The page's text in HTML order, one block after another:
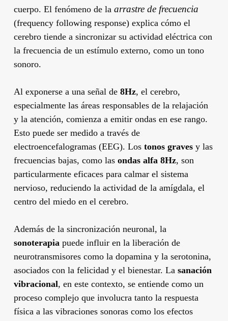
cuerpo. El fenómeno de la arrastre de frecuencia
(frequency following response) explica cómo el
cerebro tiende a sincronizar su actividad eléctrica con
la frecuencia de un estímulo externo, como un tono
sonoro.
Al exponerse a una señal de 8Hz, el cerebro,
especialmente las áreas responsables de la relajación
y la atención, comienza a emitir ondas en ese rango.
Esto puede ser medido a través de
electroencefalogramas (EEG). Los tonos gravesy las
frecuencias bajas, como las ondas alfa 8Hz, son
particularmente eficaces para calmar el sistema
nervioso, reduciendo la actividad de la amígdala, el
centro del miedo en el cerebro.
Además de la sincronización neuronal, la
sonoterapia puede influir en la liberación de
neurotransmisores como la dopamina y la serotonina,
asociados con la felicidad y el bienestar. La sanación
vibracional, en este contexto, se entiende como un
proceso complejo que involucra tanto la respuesta
física a las vibraciones sonoras como los efectos